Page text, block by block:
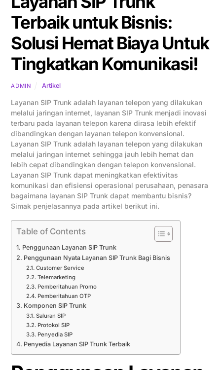
Terbaik untuk Bisnis:
Solusi Hemat Biaya Untuk
Tingkatkan Komunikasi!
ADMIN Artikel
Layanan SIP Trunk adalah layanan telepon yang dilakukan
melalui jaringan internet, layanan SIP Trunk menjadi inovasi
terbaru pada layanan telepon karena dirasa lebih efektif
dibandingkan dengan layanan telepon konvensional.
Layanan SIP Trunk adalah layanan telepon yang dilakukan
melalui jaringan internet sehingga jauh lebih hemat dan
lebih cepat dibandingkan dengan telepon konvensional.
Layanan SIP Trunk dapat meningkatkan efektivitas
komunikasi dan efisiensi operasional perusahaan, penasara
bagaimana layanan SIP Trunk dapat membantu bisnis?
Simak penjelasannya pada artikel berikut ini.
Table of Contents
Penggunaan Layanan SIP Trunk
Penggunaan Nyata Layanan SIP Trunk Bagi Bisnis
Customer Service
Telemarketing
Pemberitahuan Promo
Pemberitahuan OTP
Komponen SIP Trunk
Saluran SIP
Protokol SIP
Penyedia SIP
Penyedia Layanan SIP Trunk Terbaik